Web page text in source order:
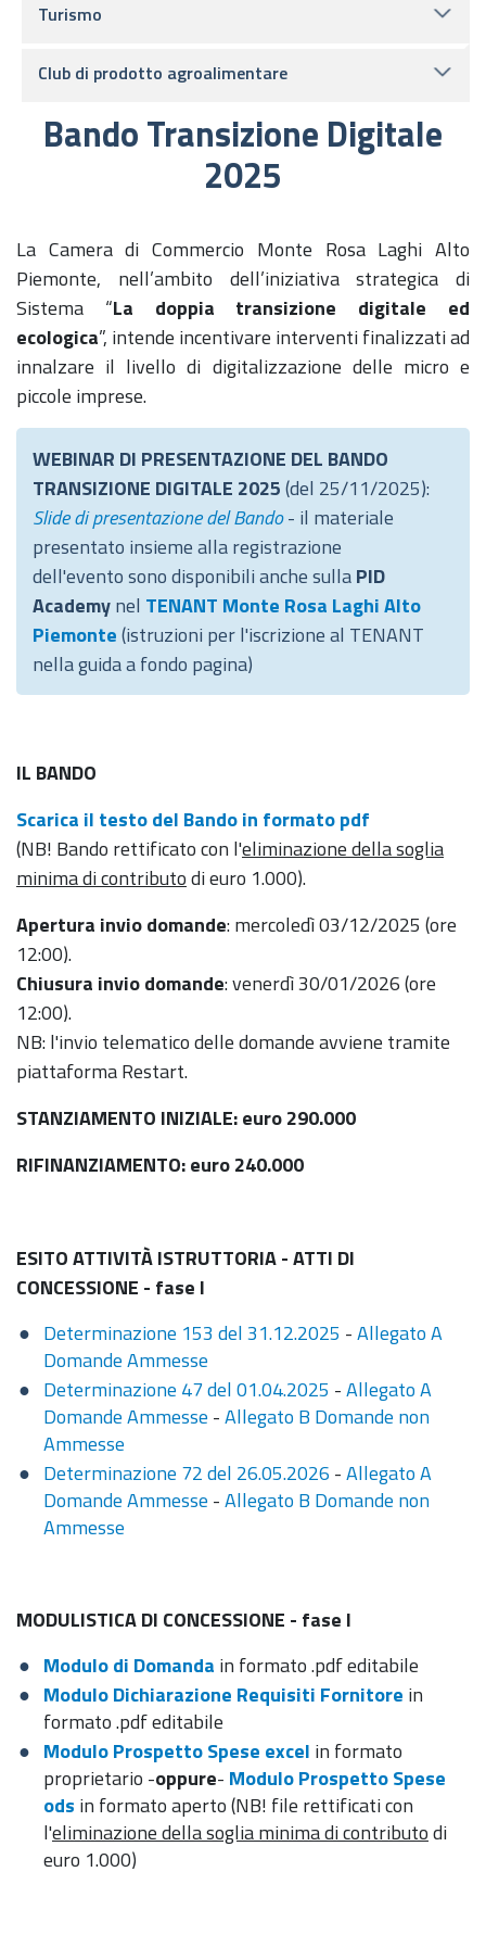
Bando Transizione Digitale
2025
La Camera di Commercio Monte Rosa Laghi Alto
Piemonte, nell’ambito dell’iniziativa strategica di
Sistema “La doppia transizione digitale ed
ecologica”, intende incentivare interventi finalizzati ad
innalzare il livello di digitalizzazione delle micro e
piccole imprese.
WEBINAR DI PRESENTAZIONE DEL BANDO
TRANSIZIONE DIGITALE 2025(del 25/11/2025):
Slide di presentazione del Bando- il materiale
presentato insieme alla registrazione
dell'evento sono disponibili anche sullaPID
Academynel TENANT Monte Rosa Laghi Alto
Piemonte(istruzioni per l'iscrizione al TENANT
nella guida a fondo pagina)
IL BANDO
Scarica il testo del Bando in formato pdf
(NB! Bando rettificato con l'eliminazione della soglia
minima di contributodi euro 1.000).
Apertura invio domande: mercoledì 03/12/2025 (ore
12:00).
Chiusura invio domande: venerdì 30/01/2026 (ore
12:00).
NB: l'invio telematico delle domande avviene tramite
piattaforma Restart.
STANZIAMENTO INIZIALE: euro 290.000
RIFINANZIAMENTO: euro 240.000
ESITO ATTIVITÀ ISTRUTTORIA - ATTI DI
CONCESSIONE - fase I
Determinazione 153 del 31.12.2025 -Allegato A
Domande Ammesse
Determinazione 47 del 01.04.2025 -Allegato A
Domande Ammesse -Allegato B Domande non
Ammesse
Determinazione 72 del 26.05.2026 -Allegato A
Domande Ammesse -Allegato B Domande non
Ammesse
MODULISTICA DI CONCESSIONE - fase I
Modulo di Domanda in formato .pdf editabile
Modulo Dichiarazione Requisiti Fornitore in
formato .pdf editabile
Modulo Prospetto Spese excel in formato
proprietario -oppure- Modulo Prospetto Spese
ods in formato aperto (NB! file rettificati con
l'eliminazione della soglia minima di contributodi
euro 1.000)
Turismo
Club di prodotto agroalimentare